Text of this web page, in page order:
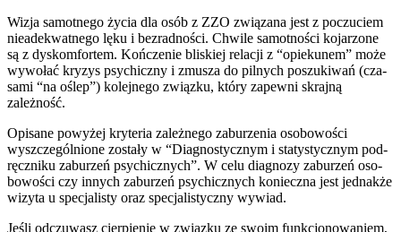
Wizja samot­ne­go życia dla osób z ZZO zwią­za­na jest z poczu­ciem
nie­ade­kwat­ne­go lęku i bez­rad­no­ści. Chwile samot­no­ści koja­rzo­ne
są z dys­kom­for­tem. Kończenie bli­skiej rela­cji z “opie­ku­nem” może
wywo­łać kry­zys psy­chicz­ny i zmu­sza do pil­nych poszu­ki­wań (cza­
sa­mi “na oślep”) kolej­ne­go związ­ku, któ­ry zapew­ni skraj­ną
zależność.
Opisane powy­żej kry­te­ria zależ­ne­go zabu­rze­nia oso­bo­wo­ści
wyszcze­gól­nio­ne zosta­ły w “Diagnostycznym i sta­ty­stycz­nym pod­
ręcz­ni­ku zabu­rzeń psy­chicz­nych”. W celu dia­gno­zy zabu­rzeń oso­
bo­wo­ści czy innych zabu­rzeń psy­chicz­nych koniecz­na jest jed­nak­że
wizy­ta u spe­cja­li­sty oraz spe­cja­li­stycz­ny wywiad.
Jeśli odczu­wasz cier­pie­nie w związ­ku ze swo­im funk­cjo­no­wa­niem,